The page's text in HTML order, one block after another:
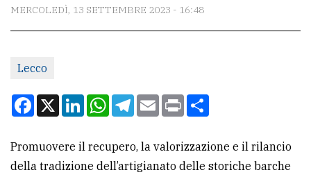
redazione
Per
tua
CERCA
MERCOLEDÌ, 13 SETTEMBRE 2023 - 16:48
Lecco
Facebook
X LinkedInWhatsApp
Telegram
EmailPrint
Promuovere il recupero, la valorizzazione e il rilancio
della tradizione dell’artigianato delle storiche barche